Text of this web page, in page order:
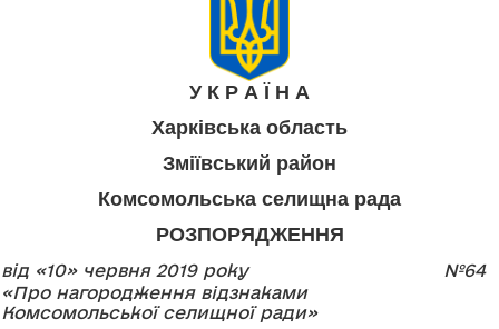
У К Р А Ї Н А
Харківська область
Зміївський район
Комсомольська селищна рада
РОЗПОРЯДЖЕННЯ
від «10» червня 2019 року
№64
«Про нагородження відзнаками
Комсомольської селищної ради»